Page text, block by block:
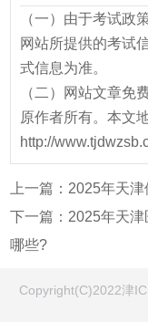
（一）由于考试政
网站所提供的考试
式信息为准。
（二）网站文章免
原作者所有。本文
http://
上一篇： 2025年天
下一篇： 2025年天
哪些?
Copyright(C)2022津